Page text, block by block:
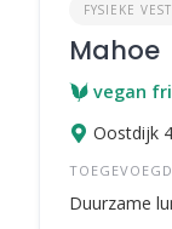
FYSIEKE
Mahoe
vegan
Oostdijk
Duurzame